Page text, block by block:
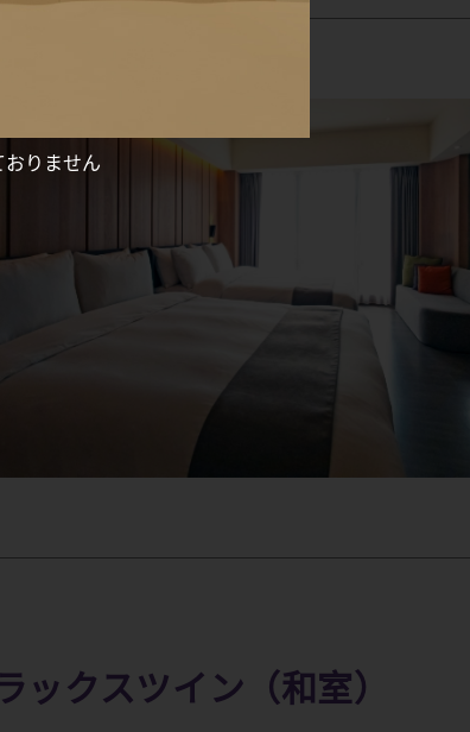
ックスツイン（和室）
知らせ